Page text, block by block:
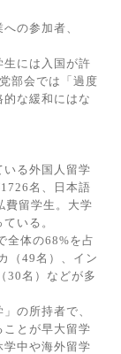
の参加者、
には入国が許
部会では「過度
な緩和にはな
いる外国人留学
1726名、日本語
費留学生。大学
いる。
全体の68%を占
（ 49名）、イン
30名）などが多
の所持者で、
とが早大留学
学中や海外留学